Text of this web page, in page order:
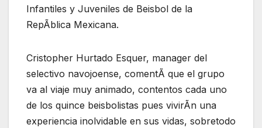
Infantiles y Juveniles de Beisbol de la
RepÃblica Mexicana.
Cristopher Hurtado Esquer, manager del
selectivo navojoense, comentÃ que el grupo
va al viaje muy animado, contentos cada uno
de los quince beisbolistas pues vivirÃn una
experiencia inolvidable en sus vidas, sobretodo